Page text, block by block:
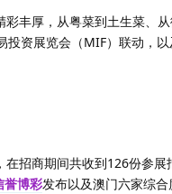
丰厚，从粤菜到土生菜、
资展览会（MIF）联动，
招商期间共收到126份参
誉博彩发布以及澳门六家综